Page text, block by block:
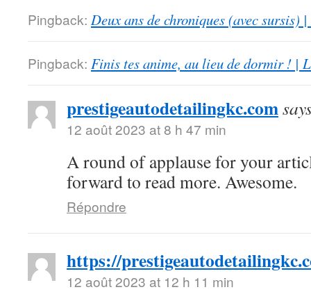
Pingback: Deux ans de chroniques (avec sursis)
Pingback: Finis tes anime, au lieu de dormir ! |
prestigeautodetailingkc.com
12 août 2023 at 8 h 47 min
A round of applause for your
forward to read more. Awesome.
Répondre
https://
12 août 2023 at 12 h 11 min